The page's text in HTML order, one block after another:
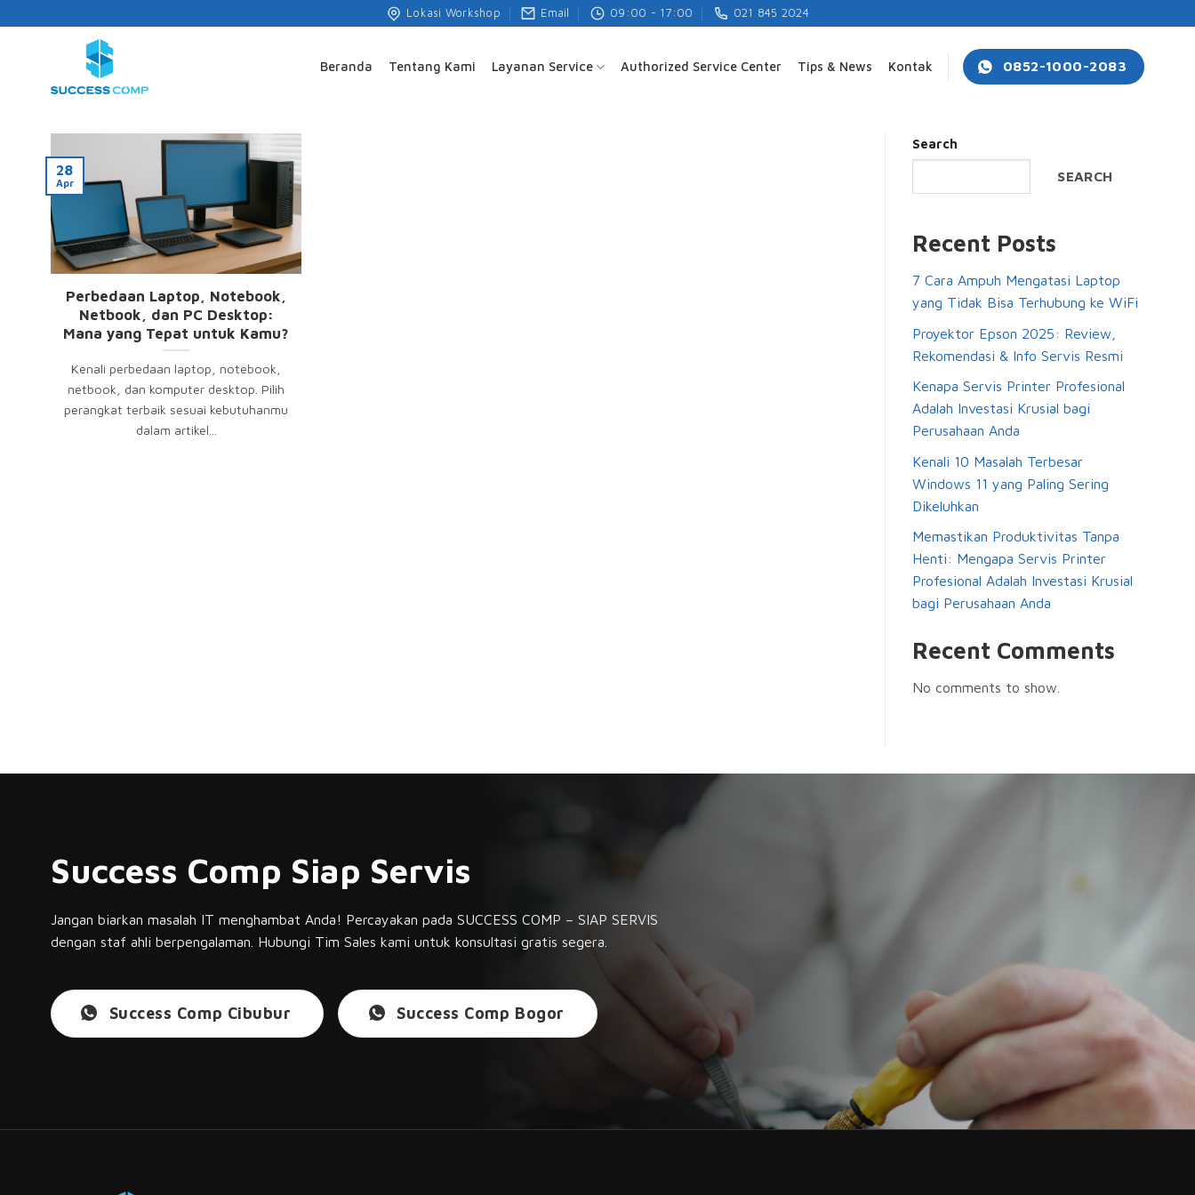
Lokasi Workshop Email 09:00 - 17:00 021 845 2024
Beranda Tentang Kami Layanan Service Authorized Service Center Tips & News Kontak 0852-1000-2083
Perbedaan Laptop, Notebook,
Netbook, dan PC Desktop:
Mana yang Tepat untuk Kamu?
Kenali perbedaan laptop, notebook,
netbook, dan komputer desktop. Pilih
perangkat terbaik sesuai kebutuhanmu
dalam artikel...
28
Apr
Search
SEARCH
Recent Posts
7 Cara Ampuh Mengatasi Laptop
yang Tidak Bisa Terhubung ke WiFi
Proyektor Epson 2025: Review,
Rekomendasi & Info Servis Resmi
Kenapa Servis Printer Profesional
Adalah Investasi Krusial bagi
Perusahaan Anda
Kenali 10 Masalah Terbesar
Windows 11 yang Paling Sering
Dikeluhkan
Memastikan Produktivitas Tanpa
Henti: Mengapa Servis Printer
Profesional Adalah Investasi Krusial
bagi Perusahaan Anda
Recent Comments
No comments to show.
Success Comp Siap Servis
Jangan biarkan masalah IT menghambat Anda! Percayakan pada SUCCESS COMP – SIAP SERVIS
dengan staf ahli berpengalaman. Hubungi Tim Sales kami untuk konsultasi gratis segera.
Success Comp Cibubur Success Comp Bogor